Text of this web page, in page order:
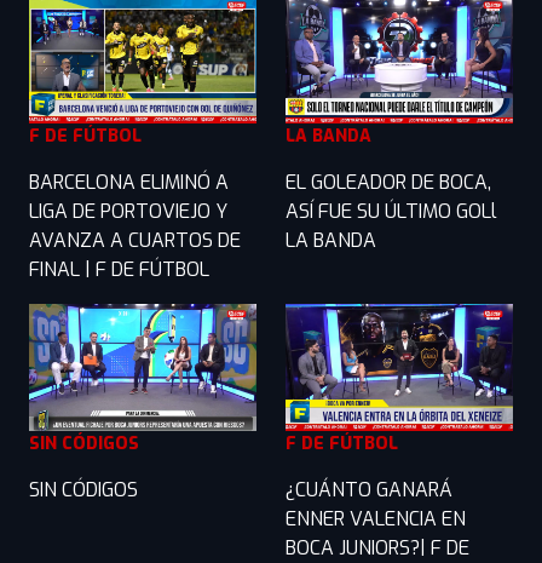
F DE FÚTBOL
BARCELONA ELIMINÓ A
LIGA DE PORTOVIEJO Y
AVANZA A CUARTOS DE
FINAL | F DE FÚTBOL
LA BANDA
EL GOLEADOR DE BOCA,
ASÍ FUE SU ÚLTIMO GOLl
LA BANDA
SIN CÓDIGOS
SIN CÓDIGOS
F DE FÚTBOL
¿CUÁNTO GANARÁ
ENNER VALENCIA EN
BOCA JUNIORS?| F DE